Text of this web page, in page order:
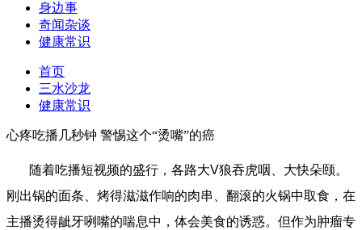
身边事
奇闻杂谈
健康常识
首页
三水沙龙
健康常识
心疼吃播几秒钟 警惕这个“烫嘴”的癌
随着吃播短视频的盛行，各路大V狼吞虎咽、大快朵颐。
刚出锅的面条、烤得滋滋作响的肉串、翻滚的火锅中取食，在
主播烫得龇牙咧嘴的喘息中，体会美食的诱惑。但作为肿瘤专